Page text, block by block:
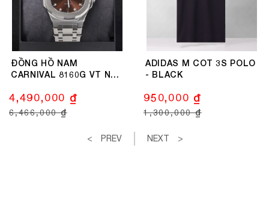
ĐỒNG HỒ NAM
CARNIVAL 8160G VT N
4,490,000 ₫
6,466,000 ₫
ADIDAS M COT 3S POLO
- BLACK
950,000 ₫
1,300,000 ₫
PREV NEXT